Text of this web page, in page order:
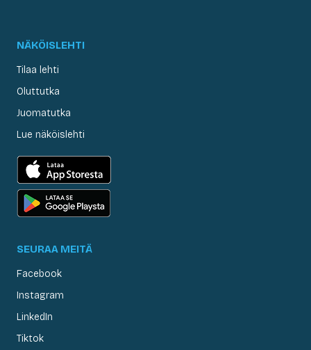
NÄKÖISLEHTI
Tilaa lehti
Oluttutka
Juomatutka
Lue näköislehti
SEURAA MEITÄ
Facebook
Instagram
LinkedIn
Tiktok